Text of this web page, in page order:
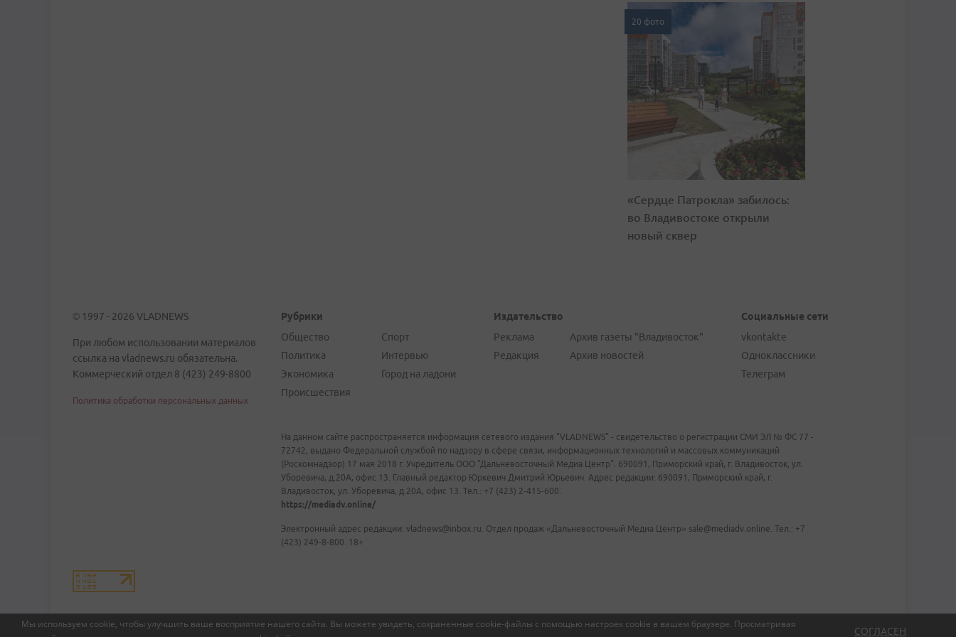
Мы используем cookie, чтобы улучшить ваше восприятие нашего сайта. Вы можете увидеть, сохраненные cookie-файлы с помощью настроек cookie в вашем браузере. Просматривая
СОГЛАСЕН
20 фото
«Сердце Патрокла» забилось:
во Владивостоке открыли
новый сквер
© 1997 - 2026 VLADNEWS
При любом использовании материалов
ссылка на vladnews.ru обязательна.
Коммерческий отдел 8 (423) 249-8800
Политика обработки персональных данных
Рубрики
Общество
Политика
Экономика
Происшествия
Спорт
Интервью
Город на ладони
Издательство
Реклама
Редакция
Архив газеты "Владивосток"
Архив новостей
Социальные сети
vkontakte
Одноклассники
Телеграм
На данном сайте распространяется информация сетевого издания "VLADNEWS" - свидетельство о регистрации СМИ ЭЛ № ФС 77 -
72742, выдано Федеральной службой по надзору в сфере связи, информационных технологий и массовых коммуникаций
(Роскомнадзор) 17 мая 2018 г. Учредитель ООО "Дальневосточный Медиа Центр". 690091, Приморский край, г. Владивосток, ул.
Уборевича, д.20А, офис 13. Главный редактор Юркевич Дмитрий Юрьевич. Адрес редакции: 690091, Приморский край, г.
Владивосток, ул. Уборевича, д.20А, офис 13. Тел.: +7 (423) 2-415-600.
https://mediadv.online/
Электронный адрес редакции: vladnews@inbox.ru. Отдел продаж «Дальневосточный Медиа Центр» sale@mediadv.online. Тел.: +7
(423) 249-8-800. 18+